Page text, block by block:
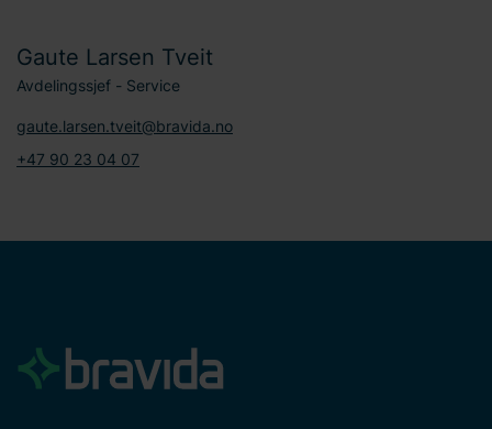
Gaute Larsen Tveit
Avdelingssjef - Service
gaute.larsen.tveit@bravida.no
+47 90 23 04 07